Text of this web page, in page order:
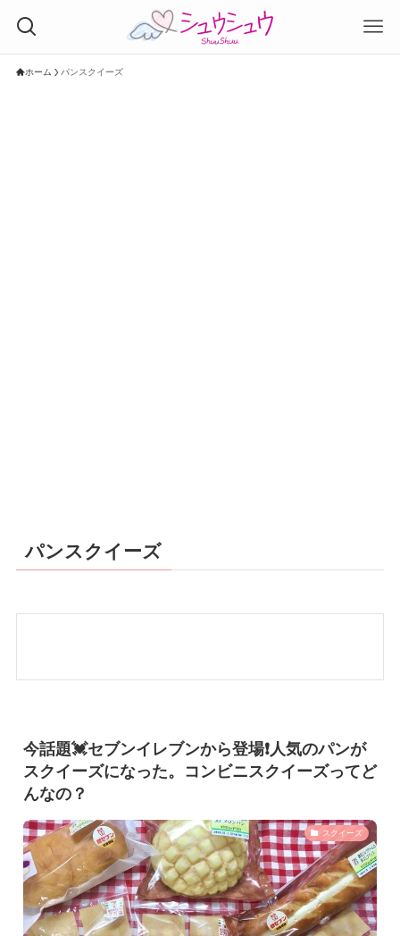
ホーム パンスクイーズ
パンスクイーズ
今話題💓セブンイレブンから登場❗️人気のパンが
スクイーズになった。コンビニスクイーズってど
んなの？
スクイーズ